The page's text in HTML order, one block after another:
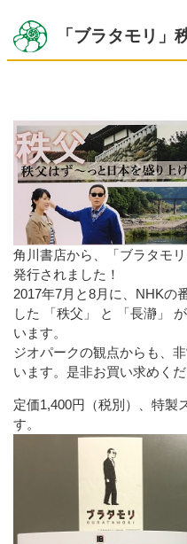
「ブラタモリ」
角川書店から、「ブラタ
発行されました！
2017年7月と8月に、NHKの
した 「秩父」 と 「長瀞」
います。
ジオパークの観点からも、
います。是非お買い求めくだ
定価1,400円（税別）、特製
す。